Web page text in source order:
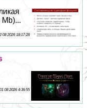
08 2026 18:17:28
01 08 2026 4:36:55